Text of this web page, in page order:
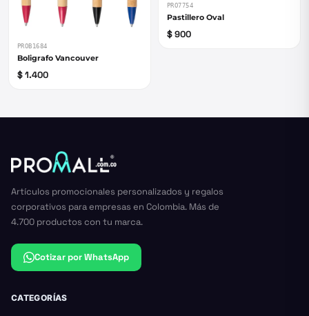
PROB1684
Boligrafo Vancouver
$ 1.400
PRO7754
Pastillero Oval
$ 900
Artículos promocionales personalizados y regalos
corporativos para empresas en Colombia. Más de
4.700 productos con tu marca.
Cotizar por WhatsApp
CATEGORÍAS